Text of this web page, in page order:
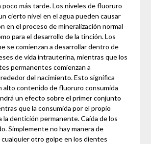
más tarde. Los niveles de fluoruro
cierto nivel en el agua pueden causar
en el proceso de mineralización normal
para el desarrollo de la tinción. Los
se comienzan a desarrollar dentro de
de vida intrauterina, mientras que los
permanentes comienzan a
del nacimiento. Esto significa
alto contenido de fluoruro consumida
un efecto sobre el primer conjunto
que la consumida por el propio
la dentición permanente. Caída de los
Simplemente no hay manera de
otro golpe en los dientes